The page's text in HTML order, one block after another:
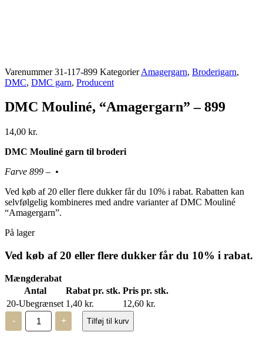
Varenummer31-117-899 Kategorier Amagergarn, Broderigarn,
DMC, DMC garn, Producent
DMC Mouliné, “Amagergarn” – 899
14,00 kr.
DMC Mouliné garn til broderi
Farve 899 – •
Ved køb af 20 eller flere dukker får du 10% i rabat. Rabatten kan
selvfølgelig kombineres med andre varianter af DMC Mouliné
“Amagergarn”.
På lager
Ved køb af 20 eller flere dukker får du 10% i rabat.
Mængderabat
Antal
Rabat pr. stk. Pris pr. stk.
20-Ubegrænset 1,40 kr. 12,60 kr.
-
DMC
Mouliné,
“Amagergarn”
+ Tilføj til kurv